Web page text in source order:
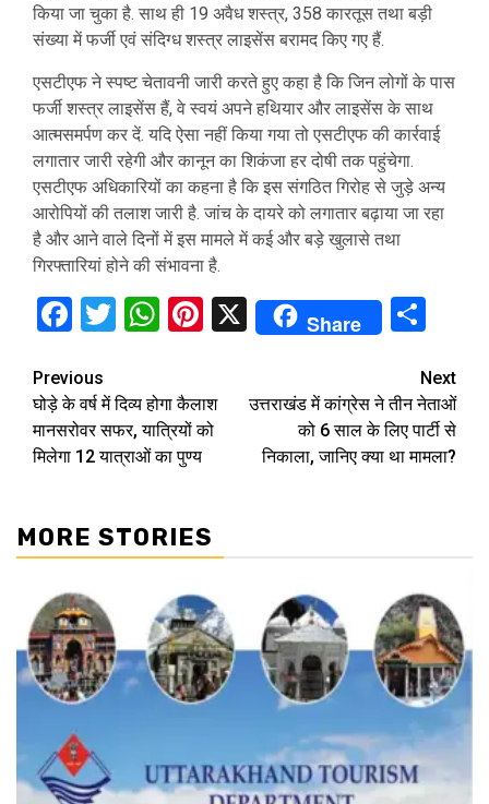
किया जा चुका है. साथ ही 19 अवैध शस्त्र, 358 कारतूस तथा बड़ी
संख्या में फर्जी एवं संदिग्ध शस्त्र लाइसेंस बरामद किए गए हैं.
एसटीएफ ने स्पष्ट चेतावनी जारी करते हुए कहा है कि जिन लोगों के पास
फर्जी शस्त्र लाइसेंस हैं, वे स्वयं अपने हथियार और लाइसेंस के साथ
आत्मसमर्पण कर दें. यदि ऐसा नहीं किया गया तो एसटीएफ की कार्रवाई
लगातार जारी रहेगी और कानून का शिकंजा हर दोषी तक पहुंचेगा.
एसटीएफ अधिकारियों का कहना है कि इस संगठित गिरोह से जुड़े अन्य
आरोपियों की तलाश जारी है. जांच के दायरे को लगातार बढ़ाया जा रहा
है और आने वाले दिनों में इस मामले में कई और बड़े खुलासे तथा
गिरफ्तारियां होने की संभावना है.
Facebook
Twitter
WhatsApp
Pinterest
X Share
Continue
Reading
Previous
घोड़े के वर्ष में दिव्य होगा कैलाश
मानसरोवर सफर, यात्रियों को
मिलेगा 12 यात्राओं का पुण्य
Next
उत्तराखंड में कांग्रेस ने तीन नेताओं
को 6 साल के लिए पार्टी से
निकाला, जानिए क्या था मामला?
MORE STORIES